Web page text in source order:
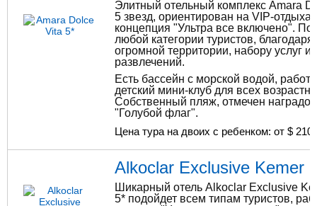
Элитный отельный комплекс Amara
5 звезд, ориентирован на VIP-
концепция "Ультра все включено".
любой категории туристов, благодаря
огромной территории, набору услуг и
развлечений.
Есть бассейн с морской водой,
детский мини-клуб для всех
Собственный пляж, отмечен наградой
"Голубой флаг".
Цена тура на двоих с ребенком: от $
Alkoclar Exclusive Kemer
Шикарный отель Alkoclar Exclusive
5* подойдет всем типам туристов,